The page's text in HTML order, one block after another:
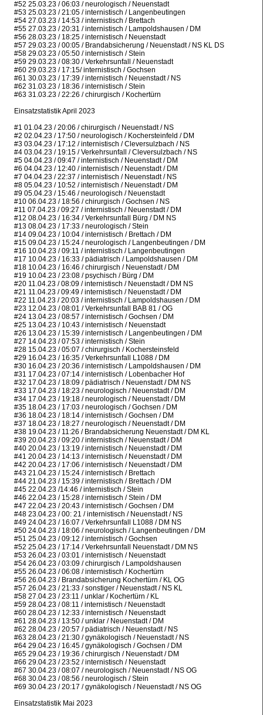
#52 25.03.23 / 06:03 / neurologisch / Neuenstadt
#53 25.03.23 / 21:05 / internistisch / Langenbeutingen
#54 27.03.23 / 14:53 / internistisch / Brettach
#55 27.03.23 / 20:31 / internistisch / Lampoldshausen / DM
#56 28.03.23 / 18:25 / internistisch / Neuenstadt
#57 29.03.23 / 00:05 / Brandabsicherung / Neuenstadt / NS KL DS
#58 29.03.23 / 05:50 / internistisch / Stein
#59 29.03.23 / 08:30 / Verkehrsunfall / Neuenstadt
#60 29.03.23 / 17:15/ internistisch / Gochsen
#61 30.03.23 / 17:39 / internistisch / Neuenstadt / NS
#62 31.03.23 / 18:36 / internistisch / Stein
#63 31.03.23 / 22:26 / chirurgisch / Kochertürn
Einsatzstatistik April 2023
#1 01.04.23 / 20:06 / chirurgisch / Neuenstadt / NS
#2 02.04.23 / 17:50 / neurologisch / Kochersteinfeld / DM
#3 03.04.23 / 17:12 / internistisch / Cleversulzbach / NS
#4 03.04.23 / 19:15 / Verkehrsunfall / Cleversulzbach / NS
#5 04.04.23 / 09:47 / internistisch / Neuenstadt / DM
#6 04.04.23 / 12:40 / internistisch / Neuenstadt / DM
#7 04.04.23 / 22:37 / internistisch / Neuenstadt / NS
#8 05.04.23 / 10:52 / internistisch / Neuenstadt / DM
#9 05.04.23 / 15:46 / neurologisch / Neuenstadt
#10 06.04.23 / 18:56 / chirurgisch / Gochsen / NS
#11 07.04.23 / 09:27 / internistisch / Neuenstadt / DM
#12 08.04.23 / 16:34 / Verkehrsunfall Bürg / DM NS
#13 08.04.23 / 17:33 / neurologisch / Stein
#14 09.04.23 / 10:04 / internistisch / Brettach / DM
#15 09.04.23 / 15:24 / neurologisch / Langenbeutingen / DM
#16 10.04.23 / 09:11 / internistisch / Langenbeutingen
#17 10.04.23 / 16:33 / pädiatrisch / Lampoldshausen / DM
#18 10.04.23 / 16:46 / chirurgisch / Neuenstadt / DM
#19 10.04.23 / 23:08 / psychisch / Bürg / DM
#20 11.04.23 / 08:09 / internistisch / Neuenstadt / DM NS
#21 11.04.23 / 09:49 / internistisch / Neuenstadt / DM
#22 11.04.23 / 20:03 / internistisch / Lampoldshausen / DM
#23 12.04.23 / 08:01 / Verkehrsunfall BAB 81 / OG
#24 13.04.23 / 08:57 / internistisch / Gochsen / DM
#25 13.04.23 / 10:43 / internistisch / Neuenstadt
#26 13.04.23 / 15:39 / internistisch / Langenbeutingen / DM
#27 14.04.23 / 07:53 / internistisch / Stein
#28 15.04.23 / 05:07 / chirurgisch / Kochersteinsfeld
#29 16.04.23 / 16:35 / Verkehrsunfall L1088 / DM
#30 16.04.23 / 20:36 / internistisch / Lampoldshausen / DM
#31 17.04.23 / 07:14 / internistisch / Lobenbacher Hof
#32 17.04.23 / 18:09 / pädiatrisch / Neuenstadt / DM NS
#33 17.04.23 / 18:23 / neurologisch / Neuenstadt / DM
#34 17.04.23 / 19:18 / neurologisch / Neuenstadt / DM
#35 18.04.23 / 17:03 / neurologisch / Gochsen / DM
#36 18.04.23 / 18:14 / internistisch / Gochsen / DM
#37 18.04.23 / 18:27 / neurologisch / Neuenstadt / DM
#38 19.04.23 / 11:26 / Brandabsicherung Neuenstadt / DM KL
#39 20.04.23 / 09:20 / internistisch / Neuenstadt / DM
#40 20.04.23 / 13:19 / internistisch / Neuenstadt / DM
#41 20.04.23 / 14:13 / internistisch / Neuenstadt / DM
#42 20.04.23 / 17:06 / internistisch / Neuenstadt / DM
#43 21.04.23 / 15:24 / internistisch / Brettach
#44 21.04.23 / 15:39 / internistisch / Brettach / DM
#45 22.04.23 /14:46 / internistisch / Stein
#46 22.04.23 / 15:28 / internistisch / Stein / DM
#47 22.04.23 / 20:43 / internistisch / Gochsen / DM
#48 23.04.23 / 00: 21 / internistisch / Neuenstadt / NS
#49 24.04.23 / 16:07 / Verkehrsunfall L1088 / DM NS
#50 24.04.23 / 18:06 / neurologisch / Langenbeutingen / DM
#51 25.04.23 / 09:12 / internistisch / Gochsen
#52 25.04.23 / 17:14 / Verkehrsunfall Neuenstadt / DM NS
#53 26.04.23 / 03:01 / internistisch / Neuenstadt
#54 26.04.23 / 03:09 / chirurgisch / Lampoldshausen
#55 26.04.23 / 06:08 / internistisch / Kochertürn
#56 26.04.23 / Brandabsicherung Kochertürn / KL OG
#57 26.04.23 / 21:33 / sonstiger / Neuenstadt / NS KL
#58 27.04.23 / 23:11 / unklar / Kochertürn / KL
#59 28.04.23 / 08:11 / internistisch / Neuenstadt
#60 28.04.23 / 12:33 / internistisch / Neuenstadt
#61 28.04.23 / 13:50 / unklar / Neuenstadt / DM
#62 28.04.23 / 20:57 / pädiatrisch / Neuenstadt / NS
#63 28.04.23 / 21:30 / gynäkologisch / Neuenstadt / NS
#64 29.04.23 / 16:45 / gynäkologisch / Gochsen / DM
#65 29.04.23 / 19:36 / chirurgisch / Neuenstadt / DM
#66 29.04.23 / 23:52 / internistisch / Neuenstadt
#67 30.04.23 / 08:07 / neurologisch / Neuenstadt / NS OG
#68 30.04.23 / 08:56 / neurologisch / Stein
#69 30.04.23 / 20:17 / gynäkologisch / Neuenstadt / NS OG
Einsatzstatistik Mai 2023